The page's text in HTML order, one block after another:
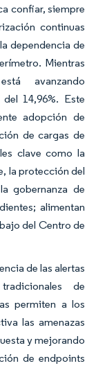
confiar, siempre
continuas
dependencia de
Mientras
avanzando
14,96%. Este
adopción de
de cargas de
clave como la
la protección del
gobernanza de
alimentan
del Centro de
de las alertas
de
permiten a los
las amenazas
y mejorando
de endpoints